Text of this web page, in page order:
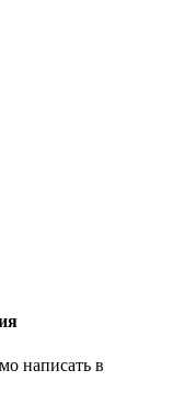
написать в